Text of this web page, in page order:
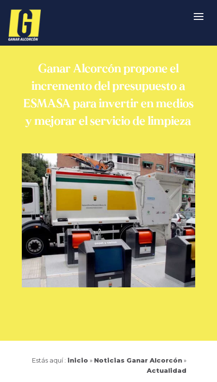
Ganar Alcorcón propone el
incremento del presupuesto a
ESMASA para invertir en medios
y mejorar el servicio de limpieza
Estás aquí : inicio » Noticias Ganar Alcorcón»
Actualidad